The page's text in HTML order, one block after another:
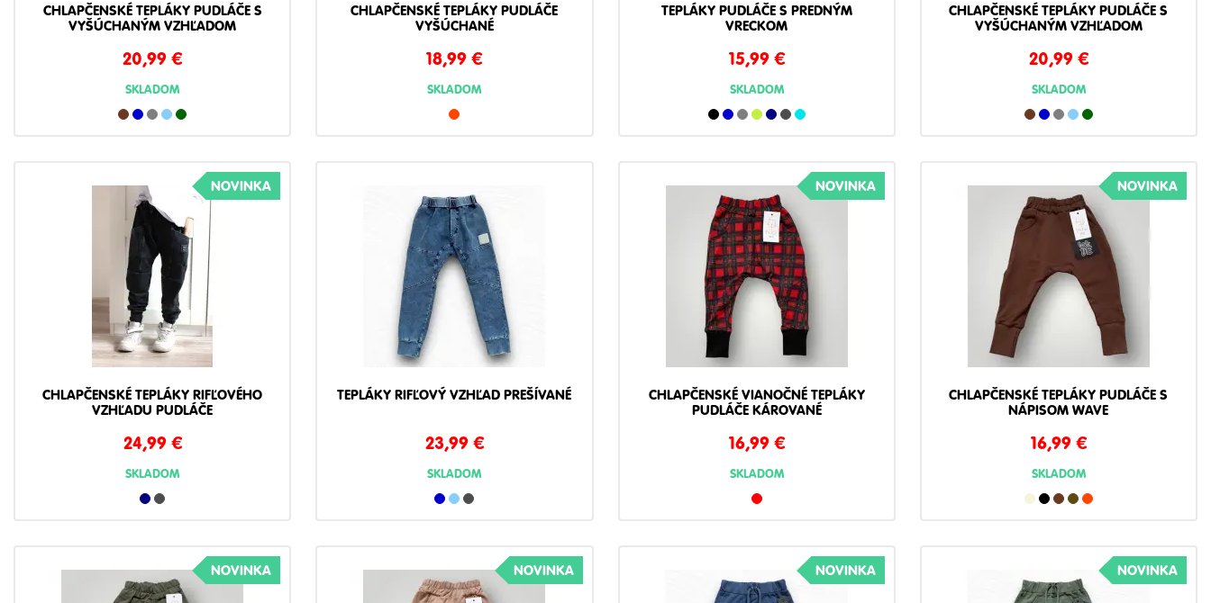
CHLAPČENSKÉ TEPLÁKY PUDLÁČE S
VYŠÚCHANÝM VZHĽADOM
20,99€
SKLADOM
CHLAPČENSKÉ TEPLÁKY PUDLÁČE
VYŠÚCHANÉ
18,99€
SKLADOM
TEPLÁKY PUDLÁČE S PREDNÝM
VRECKOM
15,99 €
SKLADOM
CHLAPČENSKÉ TEPLÁKY PUDLÁČE S
VYŠÚCHANÝM VZHĽADOM
20,99 €
SKLADOM
NOVINKA
CHLAPČENSKÉ TEPLÁKY RIFĽOVÉHO
VZHĽADU PUDLÁČE
24,99 €
SKLADOM
TEPLÁKY RIFĽOVÝ VZHĽAD PREŠÍVANÉ
23,99 €
SKLADOM
NOVINKA
CHLAPČENSKÉ VIANOČNÉ TEPLÁKY
PUDLÁČE KÁROVANÉ
16,99 €
SKLADOM
NOVINKA
CHLAPČENSKÉ TEPLÁKY PUDLÁČE S
NÁPISOM WAVE
16,99 €
SKLADOM
NOVINKA NOVINKA NOVINKA NOVINKA